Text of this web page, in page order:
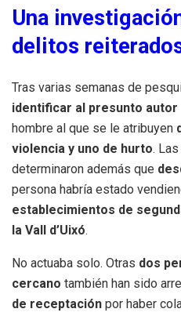
Una
delitos
Tras varias semanas de
identificar al presunto
hombre al que se le atribuyen
violencia y uno de hurto.
determinaron además que
persona habría estado
establecimientos de
la Vall d’Uixó.
No actuaba solo. Otras dos
cercano también han sido
de receptación por haber